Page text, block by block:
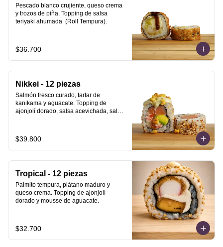
Pescado blanco crujiente, queso crema
y trozos de piña. Topping de salsa
teriyaki ahumada  (Roll Tempura).
$36.700
Nikkei - 12 piezas
Salmón fresco curado, tartar de
kanikama y aguacate. Topping de
ajonjolí dorado, salsa acevichada, salsa
$39.800
Tropical - 12 piezas
Palmito tempura, plátano maduro y
queso crema. Topping de ajonjolí
dorado y mousse de aguacate.
$32.700